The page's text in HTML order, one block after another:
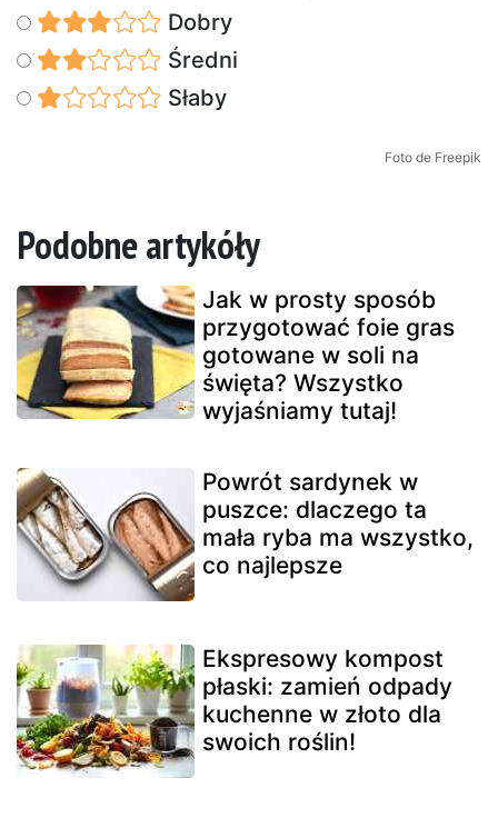
Dobry
Średni
Słaby
Foto de Freepik
Podobne artykóły
Jak w prosty sposób
przygotować foie gras
gotowane w soli na
święta? Wszystko
wyjaśniamy tutaj!
Powrót sardynek w
puszce: dlaczego ta
mała ryba ma wszystko,
co najlepsze
Ekspresowy kompost
płaski: zamień odpady
kuchenne w złoto dla
swoich roślin!